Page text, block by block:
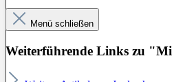
Menü schließen
Weiterführende Links zu